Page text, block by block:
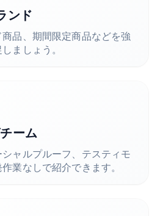
ンド
品、期間限定商品などを強
ましょう。
ーム
ャルプルーフ、テスティモ
業なしで紹介できます。